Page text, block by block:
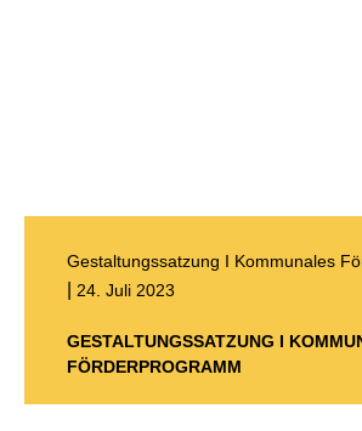
Gestaltungssatzung I Kommunales
24. Juli 2023
GESTALTUNGSSATZUNG I
FÖRDERPROGRAMM